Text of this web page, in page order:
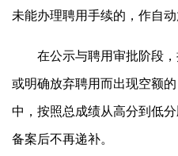
未能办理聘用手续的，作自
在公示与聘用审批阶段
或明确放弃聘用而出现空额
中，按照总成绩从高分到低
备案后不再递补。